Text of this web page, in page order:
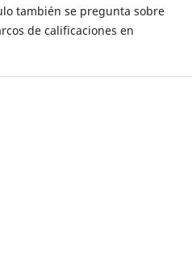
también se pregunta sobre
de calificaciones en